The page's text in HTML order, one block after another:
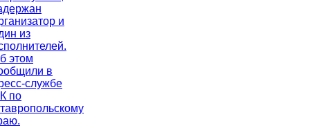
и
из
этом
в
службе
по